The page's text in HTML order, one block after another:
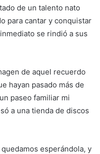
de un talento nato
para cantar y conquistar
se rindió a sus
de aquel recuerdo
hayan pasado más de
paseo familiar mi
a una tienda de discos
esperándola, y